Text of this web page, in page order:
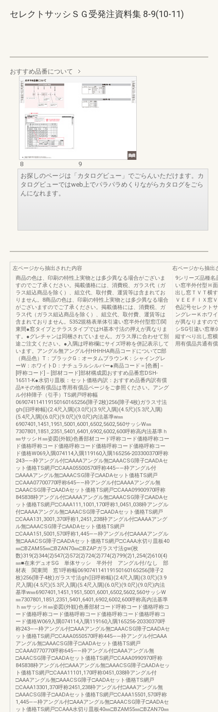
セレクトサッシＳＧ受発注資料集 8-9(10-11)
おすすめ品番について
8
9
お探しのページは「カタログビュー」でごらんいただけます。カ
タログビューではweb上でパラパラめくりながらカタログをごら
んになれます。
左ページから抽出された内容
商品の色は、印刷の特性上実物とは多少異なる場合がございま
すのでご了承ください。掲載価格には、消費税、ガラス代（ガ
ラス組込商品を除く）、組立代、取付費、運賃等は含まれてお
りません。8商品の色は、印刷の特性上実物とは多少異なる場合
がございますのでご了承ください。掲載価格には、消費税、ガ
ラス代（ガラス組込商品を除く）、組立代、取付費、運賃等は
含まれておりません。5352規格表単体引違い窓半外付型窓①関
東間●窓タイプとテラスタイプではH基本寸法の押えが異なりま
す。●グレチャンは同梱されていません。ガラス厚に合わせて別
途ご注文ください。●入隅は呼称欄にサイズ呼称を併記表示して
います。アングル無アングル付HHHHA商品コードについて□部
（商品色）T：ブラックG：オータムブラウンK：シャイングレ
ーW：ホワイトD：ナチュラルシルバー●商品コード＝[色番]－
[呼称コード]－[部材コード]部材構成図おすすめ品番窓DSH-
16511-K●水切り皿板：セット価格内訳：おすすめ品番内訳有償
品※その他有償品は専用有償品ページをご参照ください。アング
ル付枠障子（引手）TS網戸呼称幅
069074114119150160165256(障子2枚)256(障子4枚)ガラス寸法
gh(旧呼称幅)(2.4尺入隅)(3.0尺)(3.9尺入隅)(4.5尺)(5.3尺入隅)
(5.4尺入隅)(6.0尺)(9.0尺)(9.0尺)内法基準w㎜
6907401,1451,1951,5001,6001,6502,5602,560サッシW㎜
7307801,1851,2351,5401,6401,6902,6002,600呼称高内法基準ｈ
㎜サッシＨ㎜姿図(外観)色番部材コード呼称コード価格呼称コー
ド価格呼称コード価格呼称コード価格呼称コード価格呼称コー
ド価格W069入隅074114入隅119160入隅165256-203300370呼称
243――枠アングル付□AAAAアングル無□AAACSG障子□AADAセ
ット価格TS網戸□CAAA05500570呼称445――枠アングル付
□AAAAアングル無□AAACSG障子□AADAセット価格TS網戸
□CAAA07700770呼称645――枠アングル付□AAAAアングル無
□AAACSG障子□AADAセット価格TS網戸□CAAA09900970呼称
845838枠アングル付□AAAAアングル無□AAACSG障子□AADAセ
ット価格TS網戸□CAAA111,1001,170呼称1,0451,038枠アングル
付□AAAAアングル無□AAACSG障子□AADAセット価格TS網戸
□CAAA131,3001,370呼称1,2451,238枠アングル付□AAAAアング
ル無□AAACSG障子□AADAセット価格TS網戸
□CAAA151,5001,570呼称1,445――枠アングル付□AAAAアングル
無□AAACSG障子□AADAセット価格TS網戸□CAAA水切り皿板40
㎜□BZAM55㎜□BZAN70㎜□BZAPガラス寸法gw(枚
数)319(2)344(2)547(2)572(2)724(2)774(2)799(2)1,254(2)610(4)
㎜■在来デュオSG 単体サッシ 半外付 アングル付/なし 部
材表 関東間 窓1呼称幅069074114119150160165256(障子2
枚)256(障子4枚)ガラス寸法gh(旧呼称幅)(2.4尺入隅)(3.0尺)(3.9
尺入隅)(4.5尺)(5.3尺入隅)(5.4尺入隅)(6.0尺)(9.0尺)(9.0尺)内法
基準w㎜6907401,1451,1951,5001,6001,6502,5602,560サッシW
㎜7307801,1851,2351,5401,6401,6902,6002,600呼称高内法基準
ｈ㎜サッシＨ㎜姿図(外観)色番部材コード呼称コード価格呼称コ
ード価格呼称コード価格呼称コード価格呼称コード価格呼称コ
ード価格W069入隅074114入隅119160入隅165256-20330370呼
称243――枠アングル付□AAAアングル無□AAACSG障子□AADAセ
ット価格TS網戸□CAAA0550570呼称445――枠アングル付□AAA
アングル無□AAACSG障子□AADAセット価格TS網戸
□CAAA0770770呼称645――枠アングル付□AAAアングル無
□AAACSG障子□AADAセット価格TS網戸□CAAA0990970呼称
845838枠アングル付□AAAアングル無□AAACSG障子□AADAセッ
ト価格TS網戸□CAAA11101,170呼称0451,038枠アングル付
□AAAアングル無□AAACSG障子□AADAセット価格TS網戸
□CAAA13301,370呼称2451,238枠アングル付□AAAアングル無
□AAACSG障子□AADAセット価格TS網戸□CAAA15501,570呼称
1,445――枠アングル付□AAAアングル無□AAACSG障子□AADAセ
ット価格TS網戸□CAAA水切り皿板40㎜□BZAM55㎜□BZAN70㎜
右ページから抽出
9シリーズ品種名
い窓半外付型Ｈ
出し窓ＴＶＴ横
ＶＥＥＦＩＸ窓
色記号セレクト
ングレーＫホワ
が異なりますの
シSG引違い窓単
縦すべり出し窓
用有償品共通有